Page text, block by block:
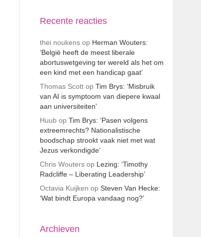
Recente reacties
thei noukensop Herman Wouters:
‘België heeft de meest liberale
abortuswetgeving ter wereld als het om
een kind met een handicap gaat’
Thomas Scottop Tim Brys: ‘Misbruik
van AI is symptoom van diepere kwaal
aan universiteiten’
Huubop Tim Brys: ‘Pasen volgens
extreemrechts? Nationalistische
boodschap strookt vaak niet met wat
Jezus verkondigde’
Chris Woutersop Lezing: ‘Timothy
Radcliffe – Liberating Leadership’
Octavia Kuijken op Steven Van Hecke:
‘Wat bindt Europa vandaag nog?’
Archieven